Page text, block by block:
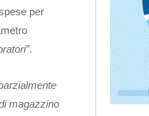
per
.
magazzino